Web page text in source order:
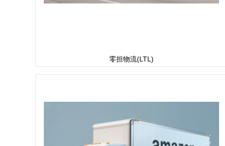
零担物流(LTL)